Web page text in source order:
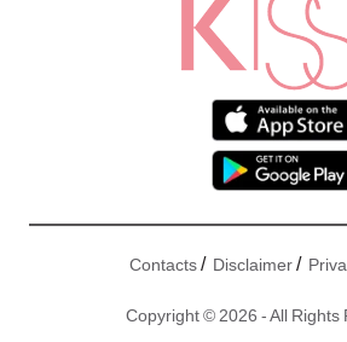
Contacts/ Disclaimer/
Copyright © 2026 - All Rights